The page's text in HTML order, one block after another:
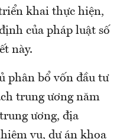
khai thực hiện,
của pháp luật số
này.
phân bổ vốn đầu tư
trung ương năm
ương, địa
vụ, dự án khoa